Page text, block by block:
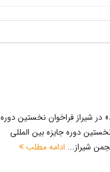
در شیراز فراخوان نخستین دوره
نخستین دوره جایزه بین المللی
ادامه مطلب